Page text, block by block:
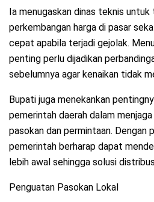
Ia menugaskan dinas teknis
perkembangan harga di pasar
cepat apabila terjadi gejolak.
penting perlu dijadikan
sebelumnya agar kenaikan tidak
Bupati juga menekankan
pemerintah daerah dalam
pasokan dan permintaan. Dengan
pemerintah berharap dapat
lebih awal sehingga solusi
Penguatan Pasokan Lokal